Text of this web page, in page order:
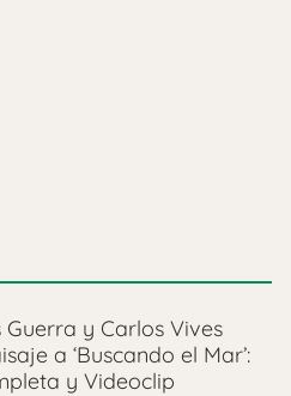
Guerra y Carlos Vives
a ‘Buscando el Mar’:
y Videoclip